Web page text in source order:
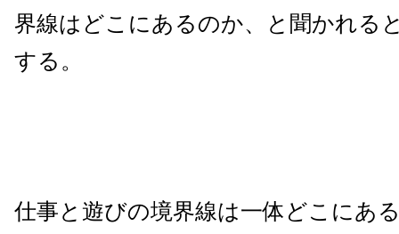
界線はどこにあるのか、と聞かれる
する。
仕事と遊びの境界線は一体どこにあ